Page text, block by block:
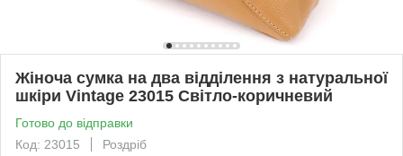
Жіноча сумка на два відділення з натуральної
шкіри Vintage 23015 Світло-коричневий
Готово до відправки
Код: 23015
Роздріб